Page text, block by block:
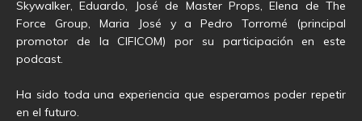
Skywalker, Eduardo, José de Master Props, Elena de The
Force Group, Maria José y a Pedro Torromé (principal
promotor de la CIFICOM) por su participación en este
podcast.
Ha sido toda una experiencia que esperamos poder repetir
en el futuro.